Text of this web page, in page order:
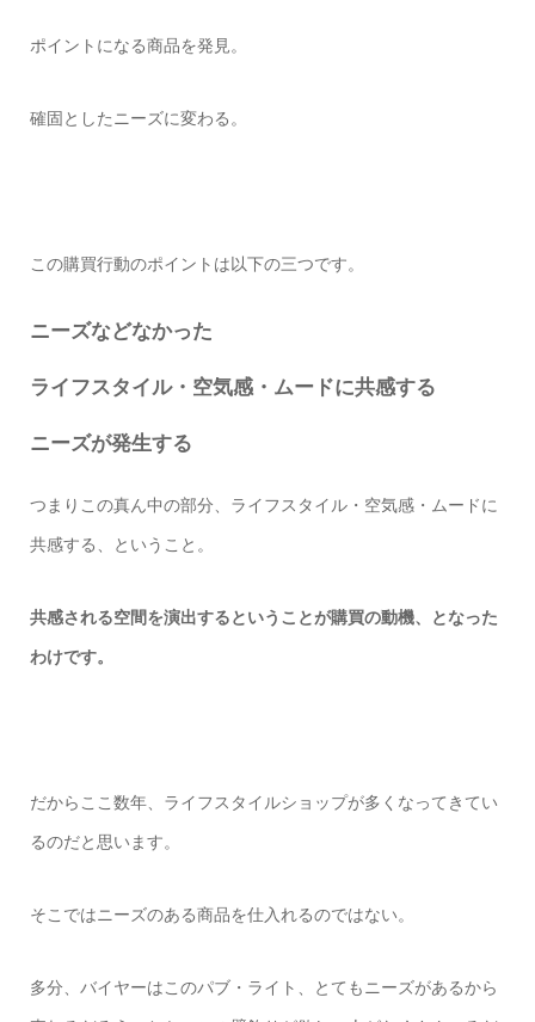
ポイントになる商品を発見。
確固としたニーズに変わる。
この購買行動のポイントは以下の三つです。
ニーズなどなかった
ライフスタイル・空気感・ムードに共感する
ニーズが発生する
つまりこの真ん中の部分、ライフスタイル・空気感・ムードに
共感する、ということ。
共感される空間を演出するということが購買の動機、となった
わけです。
だからここ数年、ライフスタイルショップが多くなってきてい
るのだと思います。
そこではニーズのある商品を仕入れるのではない。
多分、バイヤーはこのパブ・ライト、とてもニーズがあるから